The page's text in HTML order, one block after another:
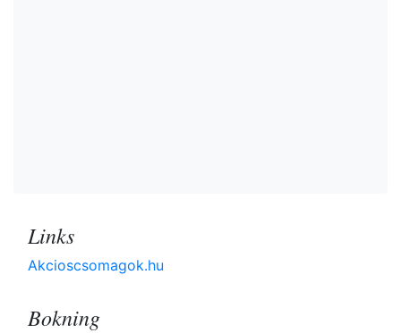
Links
Akcioscsomagok.hu
Bokning